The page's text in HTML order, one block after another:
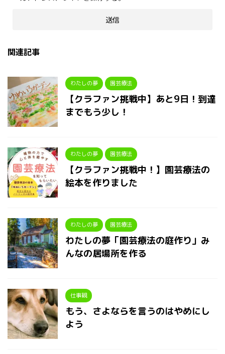
関連記事
わたしの夢 園芸療法
【クラファン挑戦中】あと9日！到達
までもう少し！
わたしの夢 園芸療法
【クラファン挑戦中！】園芸療法の
絵本を作りました
わたしの夢 園芸療法
わたしの夢「園芸療法の庭作り」み
んなの居場所を作る
仕事観
もう、さよならを言うのはやめにし
よう